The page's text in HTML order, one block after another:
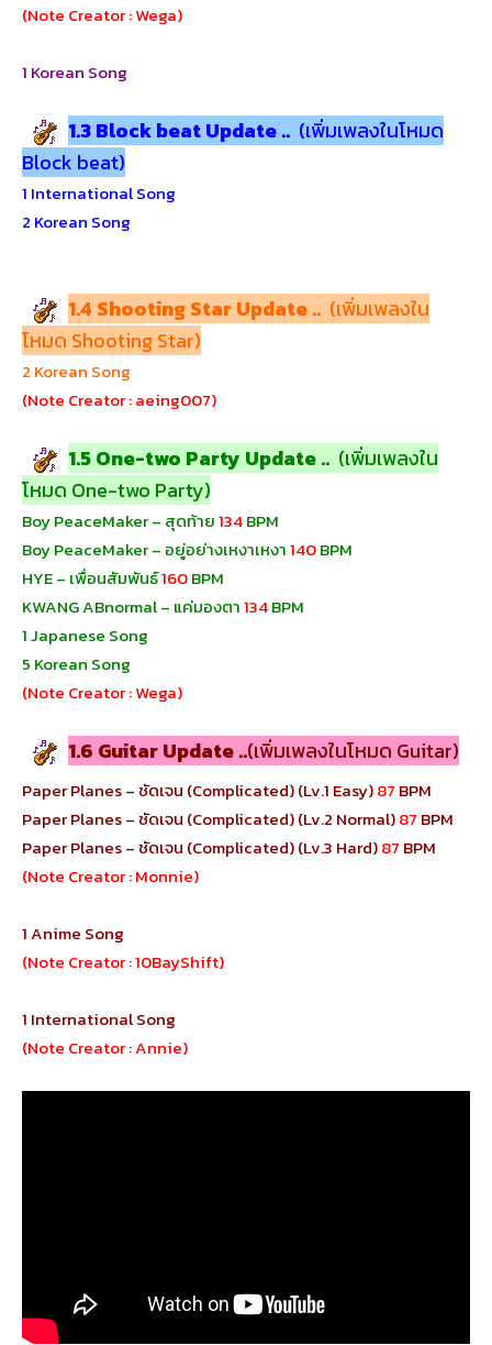
(Note Creator : Wega)
1 Korean Song
1.3Block beat Update .. (เพิ่มเพลงในโหมด
Block beat)
1 International Song
2 Korean Song
1.4 Shooting Star Update .. (เพิ่มเพลงใน
โหมด Shooting Star)
2 Korean Song
(Note Creator : aeing007)
1.5 One-two Party Update .. (เพิ่มเพลงใน
โหมด One-two Party)
Boy PeaceMaker – สุดท้าย134BPM
Boy PeaceMaker – อยู่อย่างเหงาเหงา140BPM
HYE – เพื่อนสัมพันธ์160BPM
KWANG ABnormal – แค่มองตา134BPM
1 Japanese Song
5 Korean Song
(Note Creator : Wega)
1.6 Guitar Update ..(เพิ่มเพลงในโหมด Guitar)
Paper Planes – ชัดเจน (Complicated) (Lv.1 Easy)87 BPM
Paper Planes – ชัดเจน (Complicated) (Lv.2 Normal)87 BPM
Paper Planes – ชัดเจน (Complicated) (Lv.3 Hard)87 BPM
(Note Creator : Monnie)
1 Anime Song
(Note Creator : 10BayShift)
1 International Song
(Note Creator : Annie)